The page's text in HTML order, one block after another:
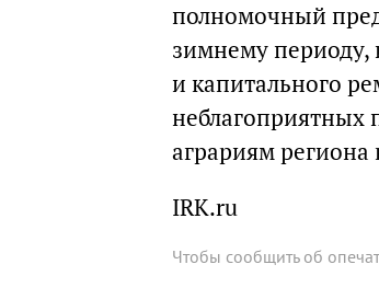
полномочный
зимнему периоду,
и капитального
неблагоприятных
аграриям региона
IRK.ru
Чтобы сообщить об